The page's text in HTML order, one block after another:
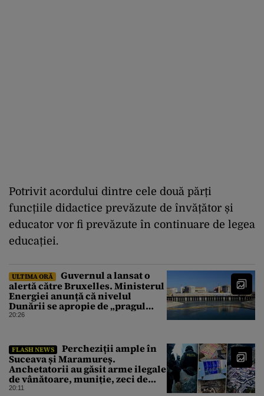
Potrivit acordului dintre cele două părți
funcțiile didactice prevăzute de învățător și
educator vor fi prevăzute în continuare de legea
educației.
ULTIMA ORĂ
Guvernul a lansat o
alertă către Bruxelles. Ministerul
Energiei anunță că nivelul
Dunării se apropie de „pragul
critic”, iar centrala de la
20:26
FLASH NEWS
Percheziții ample în
Suceava și Maramureș.
Anchetatorii au găsit arme ilegale
de vânătoare, muniție, zeci de
trofee de vânat și materiale
20:11